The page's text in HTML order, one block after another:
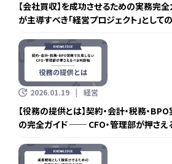
【会社買収】を成功させるための実務完
が主導すべき「経営プロジェクト」として
2026.01.19 経営
【役務の提供とは】契約・会計・税務・
の完全ガイド ── CFO・管理部が押さえ